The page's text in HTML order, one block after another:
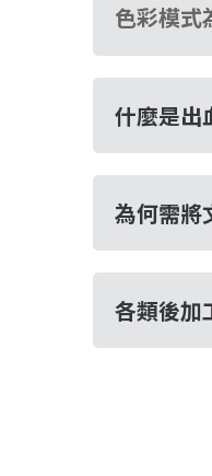
色彩模式
什麼是出
為何需將
各類後加